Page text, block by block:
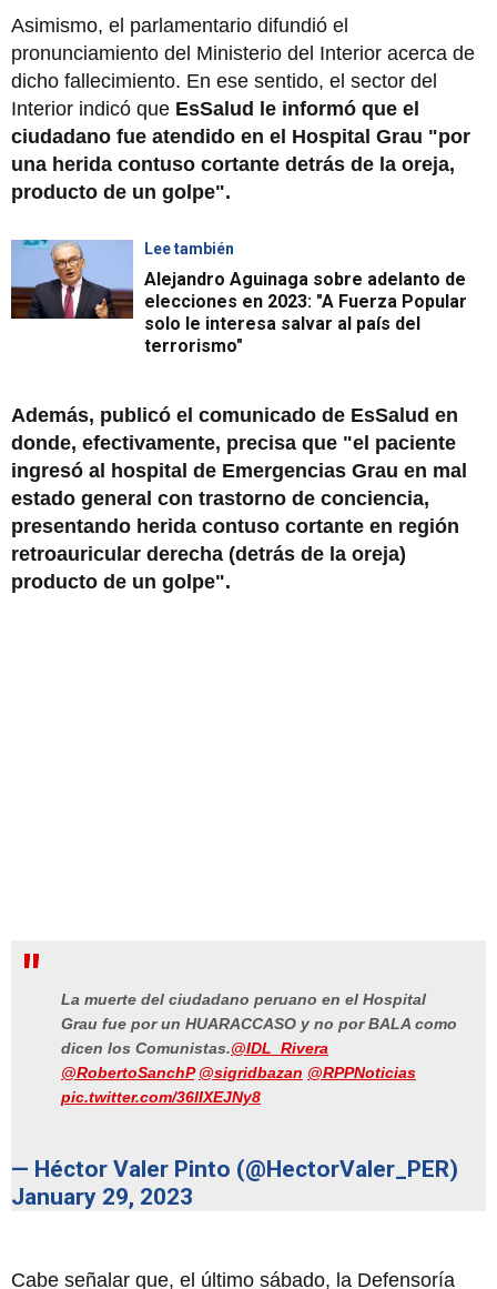
Asimismo, el parlamentario difundió el
pronunciamiento del Ministerio del Interior acerca de
dicho fallecimiento. En ese sentido, el sector del
Interior indicó que EsSalud le informó que el
ciudadano fue atendido en el Hospital Grau "por
una herida contuso cortante detrás de la oreja,
producto de un golpe".
Lee también
Alejandro Aguinaga sobre adelanto de
elecciones en 2023: "A Fuerza Popular
solo le interesa salvar al país del
terrorismo"
Además, publicó el comunicado de EsSalud en
donde, efectivamente, precisa que "el paciente
ingresó al hospital de Emergencias Grau en mal
estado general con trastorno de conciencia,
presentando herida contuso cortante en región
retroauricular derecha (detrás de la oreja)
producto de un golpe".
La muerte del ciudadano peruano en el Hospital
Grau fue por un HUARACCASO y no por BALA como
dicen los Comunistas.@IDL_Rivera
@RobertoSanchP @sigridbazan @RPPNoticias
pic.twitter.com/36IIXEJNy8
— Héctor Valer Pinto (@HectorValer_PER)
January 29, 2023
Cabe señalar que, el último sábado, la Defensoría